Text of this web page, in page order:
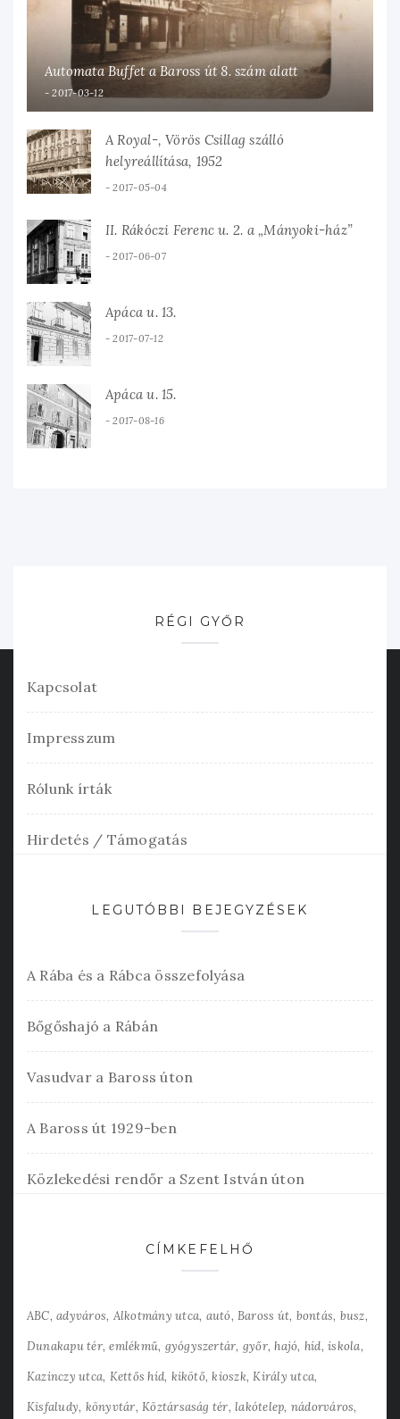
Automata Buffet a Baross út 8. szám alatt
2017-03-12
A Royal-, Vörös Csillag szálló
helyreállítása, 1952
2017-05-04
II. Rákóczi Ferenc u. 2. a „Mányoki-ház”
2017-06-07
Apáca u. 13.
2017-07-12
Apáca u. 15.
2017-08-16
RÉGI GYŐR
Kapcsolat
Impresszum
Rólunk írták
Hirdetés / Támogatás
LEGUTÓBBI BEJEGYZÉSEK
A Rába és a Rábca összefolyása
Bőgőshajó a Rábán
Vasudvar a Baross úton
A Baross út 1929-ben
Közlekedési rendőr a Szent István úton
CÍMKEFELHŐ
ABC adyváros Alkotmány utca autó Baross út bontás busz
Dunakapu tér emlékmű gyógyszertár győr hajó híd iskola
Kazinczy utca Kettős híd kikötő kioszk Király utca
Kisfaludy könyvtár Köztársaság tér lakótelep nádorváros